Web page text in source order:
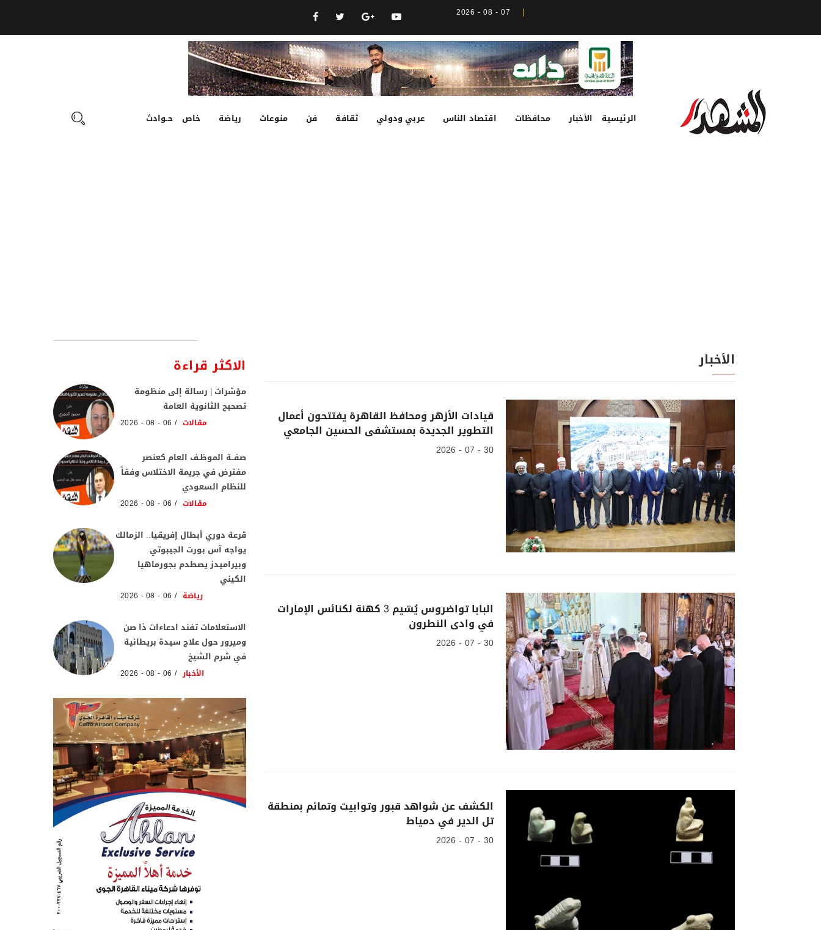
07 - 08 - 2026
الرئيسية الأخبار محافظات اقتصاد الناس عربي ودولي ثقافة فن منوعات رياضة خاص حـوادث
الأخبار
قيادات الأزهر ومحافظ القاهرة يفتتحون أعمال
التطوير الجديدة بمستشفى الحسين الجامعي
30 - 07 - 2026
البابا تواضروس يُسّيم 3 كهنة لكنائس الإمارات
في وادى النطرون
30 - 07 - 2026
الكشف عن شواهد قبور وتوابيت وتمائم بمنطقة
تل الدير في دمياط
30 - 07 - 2026
الاكثر قراءة
مؤشرات | رسالة إلى منظومة
تصحيح الثانوية العامة
مقالات 06 - 08 - 2026
صفــة الموظـف العام كعنصر
مفترض في جريمة الاختلاس وفقاً
للنظام السعودي
مقالات 06 - 08 - 2026
قرعة دوري أبطال إفريقيا.. الزمالك
يواجه آس بورت الجيبوتي
وبيراميدز يصطدم بجورماهيا
الكيني
رياضة 06 - 08 - 2026
الاستعلامات تفند ادعاءات ذا صن
وميرور حول علاج سيدة بريطانية
في شرم الشيخ
الأخبار 06 - 08 - 2026